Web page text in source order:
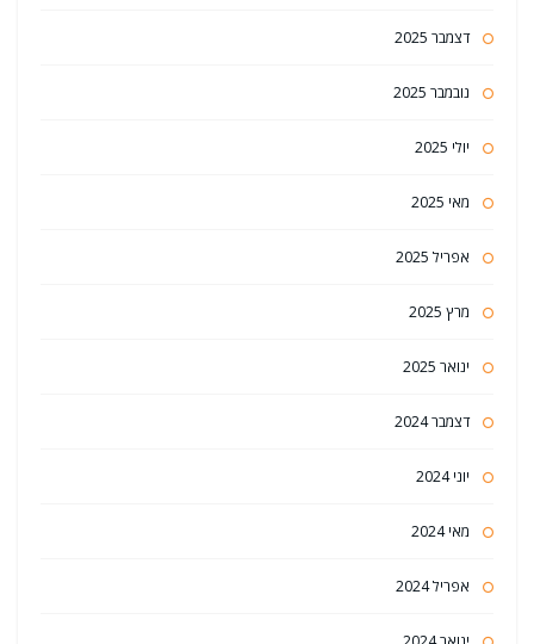
דצמבר 2025
נובמבר 2025
יולי 2025
מאי 2025
אפריל 2025
מרץ 2025
ינואר 2025
דצמבר 2024
יוני 2024
מאי 2024
אפריל 2024